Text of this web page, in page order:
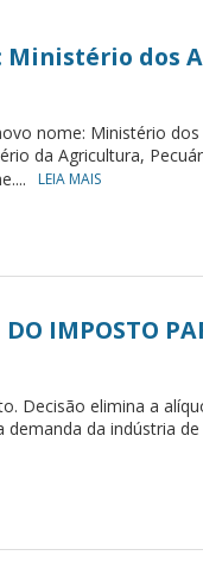
Ministério dos
nome: Ministério
da Agricultura,
LEIA MAIS
IMPOSTO
Decisão elimina a
demanda da indústria